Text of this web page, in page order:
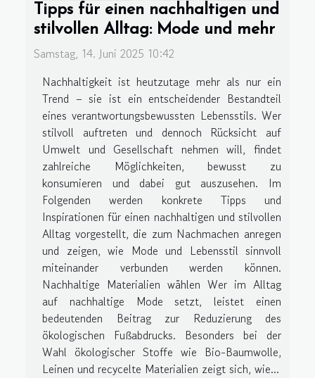
Tipps für einen nachhaltigen und
stilvollen Alltag: Mode und mehr
Samstag, 14. Juni 2025 10:42
Nachhaltigkeit ist heutzutage mehr als nur ein
Trend – sie ist ein entscheidender Bestandteil
eines verantwortungsbewussten Lebensstils. Wer
stilvoll auftreten und dennoch Rücksicht auf
Umwelt und Gesellschaft nehmen will, findet
zahlreiche Möglichkeiten, bewusst zu
konsumieren und dabei gut auszusehen. Im
Folgenden werden konkrete Tipps und
Inspirationen für einen nachhaltigen und stilvollen
Alltag vorgestellt, die zum Nachmachen anregen
und zeigen, wie Mode und Lebensstil sinnvoll
miteinander verbunden werden können.
Nachhaltige Materialien wählen Wer im Alltag
auf nachhaltige Mode setzt, leistet einen
bedeutenden Beitrag zur Reduzierung des
ökologischen Fußabdrucks. Besonders bei der
Wahl ökologischer Stoffe wie Bio-Baumwolle,
Leinen und recycelte Materialien zeigt sich, wie...